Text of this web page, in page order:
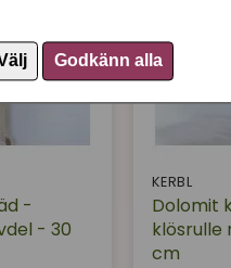
Godkänn alla
-
- 30
KERBL
Dolomit
klösrulle
cm